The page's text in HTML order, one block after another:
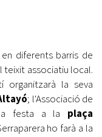
diferents barris de
teixit associatiu local.
organitzarà la seva
; l'Associació de
la festa a la plaça
ho farà a la